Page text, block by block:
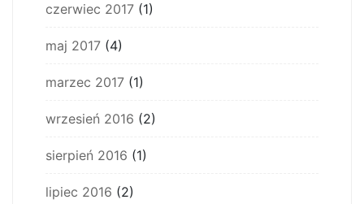
czerwiec 2017 (1)
maj 2017 (4)
marzec 2017 (1)
wrzesień 2016 (2)
sierpień 2016 (1)
lipiec 2016 (2)